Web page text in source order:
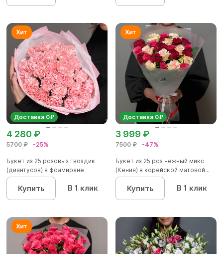
Доставка 0₽
5700 ₽ -25%
4 280 ₽
Букет из 25 розовых гвоздик
(диантусов) в фоамиране
Купить В 1 клик
Доставка 0₽
7500 ₽ -47%
3 999 ₽
Букет из 25 роз нежный микс
(Кения) в корейской матовой...
Купить В 1 клик